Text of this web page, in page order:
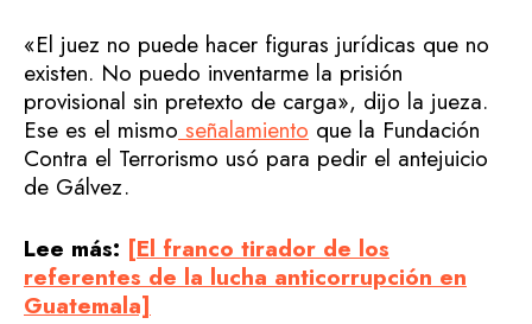
«El juez no puede hacer figuras jurídicas que no
existen. No puedo inventarme la prisión
provisional sin pretexto de carga», dijo la jueza.
Ese es el mismo señalamiento que la Fundación
Contra el Terrorismo usó para pedir el antejuicio
de Gálvez.
Lee más: [El franco tirador de los
referentes de la lucha anticorrupción en
Guatemala]